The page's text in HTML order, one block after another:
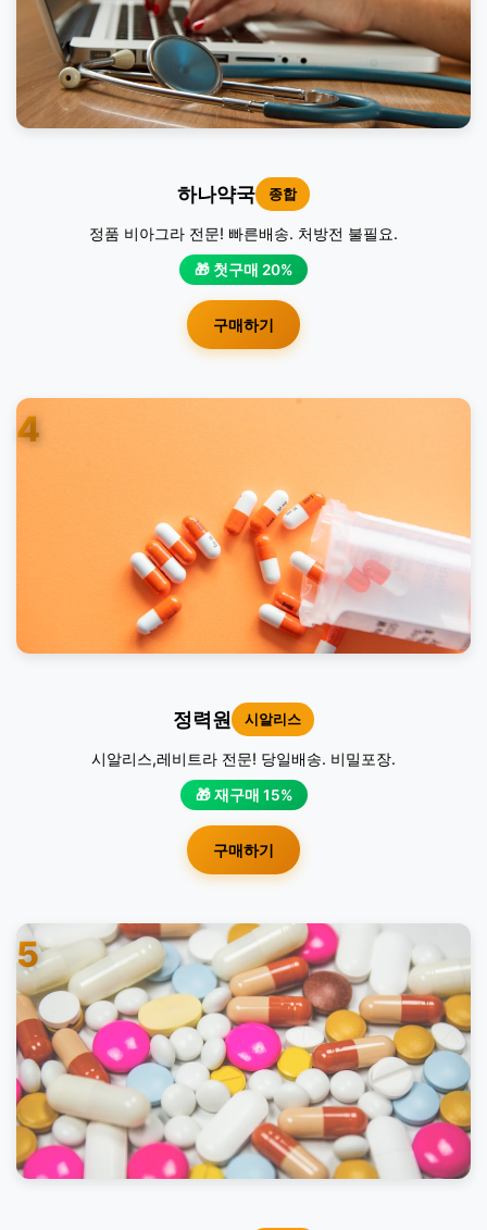
하나약국 종합
정품 비아그라 전문! 빠른배송. 처방전 불필요.
🎁 첫구매 20%
구매하기
4
정력원 시알리스
시알리스,레비트라 전문! 당일배송. 비밀포장.
🎁 재구매 15%
구매하기
5